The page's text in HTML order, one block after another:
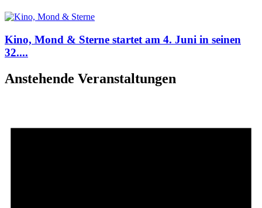
Kino, Mond & Sterne startet am 4. Juni in seinen
32....
Anstehende Veranstaltungen